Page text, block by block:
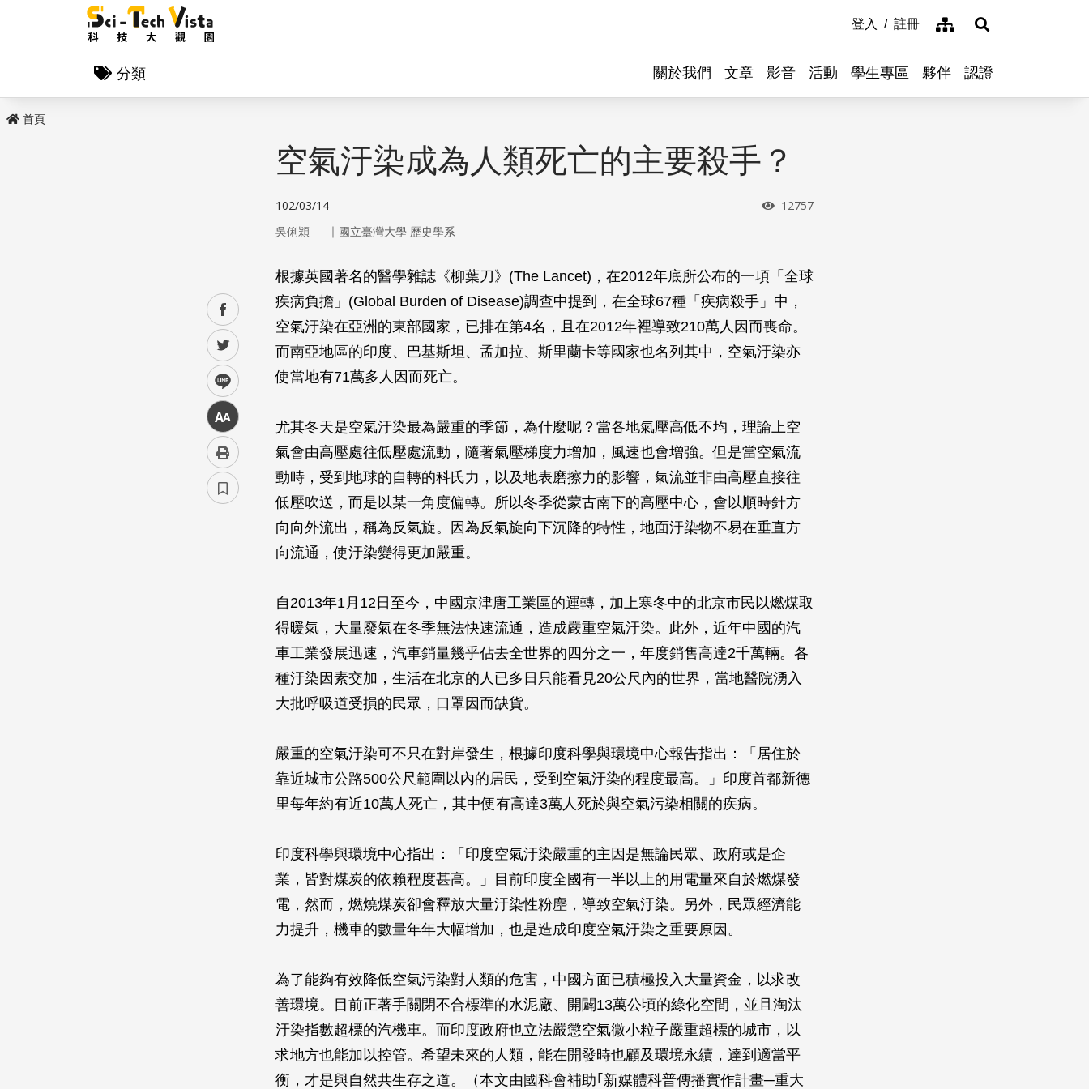
登入 註冊 網站導覽展開搜尋
分類 關於我們 文章 影音 活動 學生專區 夥伴 認證
首頁
facebook
twitter
line
中
空氣汙染成為人類死亡的主要殺手？
102/03/14 瀏覽次數
12757
吳俐穎 ｜ 國立臺灣大學 歷史學系
根據英國著名的醫學雜誌《柳葉刀》(The Lancet)，在2012年底所公布的一項「全球
疾病負擔」(Global Burden of Disease)調查中提到，在全球67種「疾病殺手」中，
空氣汙染在亞洲的東部國家，已排在第4名，且在2012年裡導致210萬人因而喪命。
而南亞地區的印度、巴基斯坦、孟加拉、斯里蘭卡等國家也名列其中，空氣汙染亦
使當地有71萬多人因而死亡。
尤其冬天是空氣汙染最為嚴重的季節，為什麼呢？當各地氣壓高低不均，理論上空
氣會由高壓處往低壓處流動，隨著氣壓梯度力增加，風速也會增強。但是當空氣流
動時，受到地球的自轉的科氏力，以及地表磨擦力的影響，氣流並非由高壓直接往
低壓吹送，而是以某一角度偏轉。所以冬季從蒙古南下的高壓中心，會以順時針方
向向外流出，稱為反氣旋。因為反氣旋向下沉降的特性，地面汙染物不易在垂直方
向流通，使汙染變得更加嚴重。
自2013年1月12日至今，中國京津唐工業區的運轉，加上寒冬中的北京市民以燃煤取
得暖氣，大量廢氣在冬季無法快速流通，造成嚴重空氣汙染。此外，近年中國的汽
車工業發展迅速，汽車銷量幾乎佔去全世界的四分之一，年度銷售高達2千萬輛。各
種汙染因素交加，生活在北京的人已多日只能看見20公尺內的世界，當地醫院湧入
大批呼吸道受損的民眾，口罩因而缺貨。
嚴重的空氣汙染可不只在對岸發生，根據印度科學與環境中心報告指出：「居住於
靠近城市公路500公尺範圍以內的居民，受到空氣汙染的程度最高。」印度首都新德
里每年約有近10萬人死亡，其中便有高達3萬人死於與空氣污染相關的疾病。
印度科學與環境中心指出：「印度空氣汙染嚴重的主因是無論民眾、政府或是企
業，皆對煤炭的依賴程度甚高。」目前印度全國有一半以上的用電量來自於燃煤發
電，然而，燃燒煤炭卻會釋放大量汙染性粉塵，導致空氣汙染。另外，民眾經濟能
力提升，機車的數量年年大幅增加，也是造成印度空氣汙染之重要原因。
為了能夠有效降低空氣污染對人類的危害，中國方面已積極投入大量資金，以求改
善環境。目前正著手關閉不合標準的水泥廠、開闢13萬公頃的綠化空間，並且淘汰
汙染指數超標的汽機車。而印度政府也立法嚴懲空氣微小粒子嚴重超標的城市，以
求地方也能加以控管。希望未來的人類，能在開發時也顧及環境永續，達到適當平
衡，才是與自然共生存之道。（本文由國科會補助｢新媒體科普傳播實作計畫─重大